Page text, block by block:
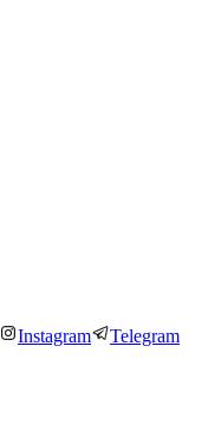
Instagram Telegram